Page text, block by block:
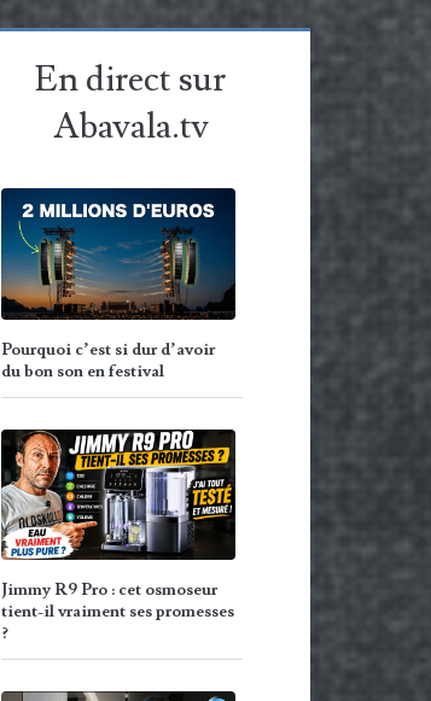
En direct sur
Abavala.tv
Pourquoi c’est si dur d’avoir
du bon son en festival
Jimmy R9 Pro : cet osmoseur
tient-il vraiment ses promesses
?